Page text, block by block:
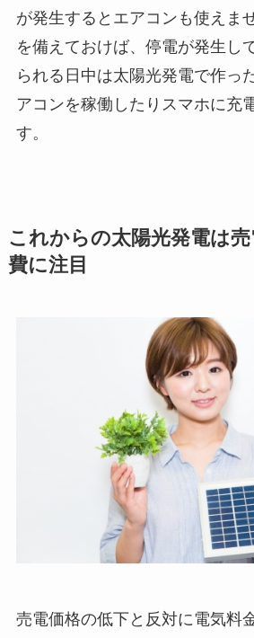
が発生するとエアコンも使えま
を備えておけば、停電が発生し
られる日中は太陽光発電で作っ
アコンを稼働したりスマホに充
す。
これからの太陽光発電は
費に注目
売電価格の低下と反対に電気料